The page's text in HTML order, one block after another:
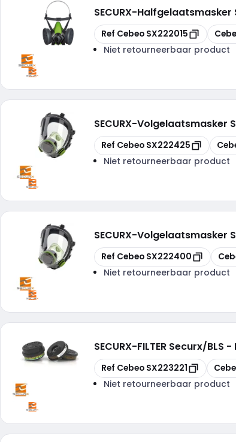
SECURX-Halfgelaatsmasker
Kopiëren
Ref Cebeo SX222015
Niet retourneerbaar product
SECURX-Volgelaatsmasker
Kopiëren
Ref Cebeo SX222425
Niet retourneerbaar product
SECURX-Volgelaatsmasker
Kopiëren
Ref Cebeo SX222400
Niet retourneerbaar product
SECURX-FILTER Securx/BLS
Kopiëren
Ref Cebeo SX223221
Niet retourneerbaar product